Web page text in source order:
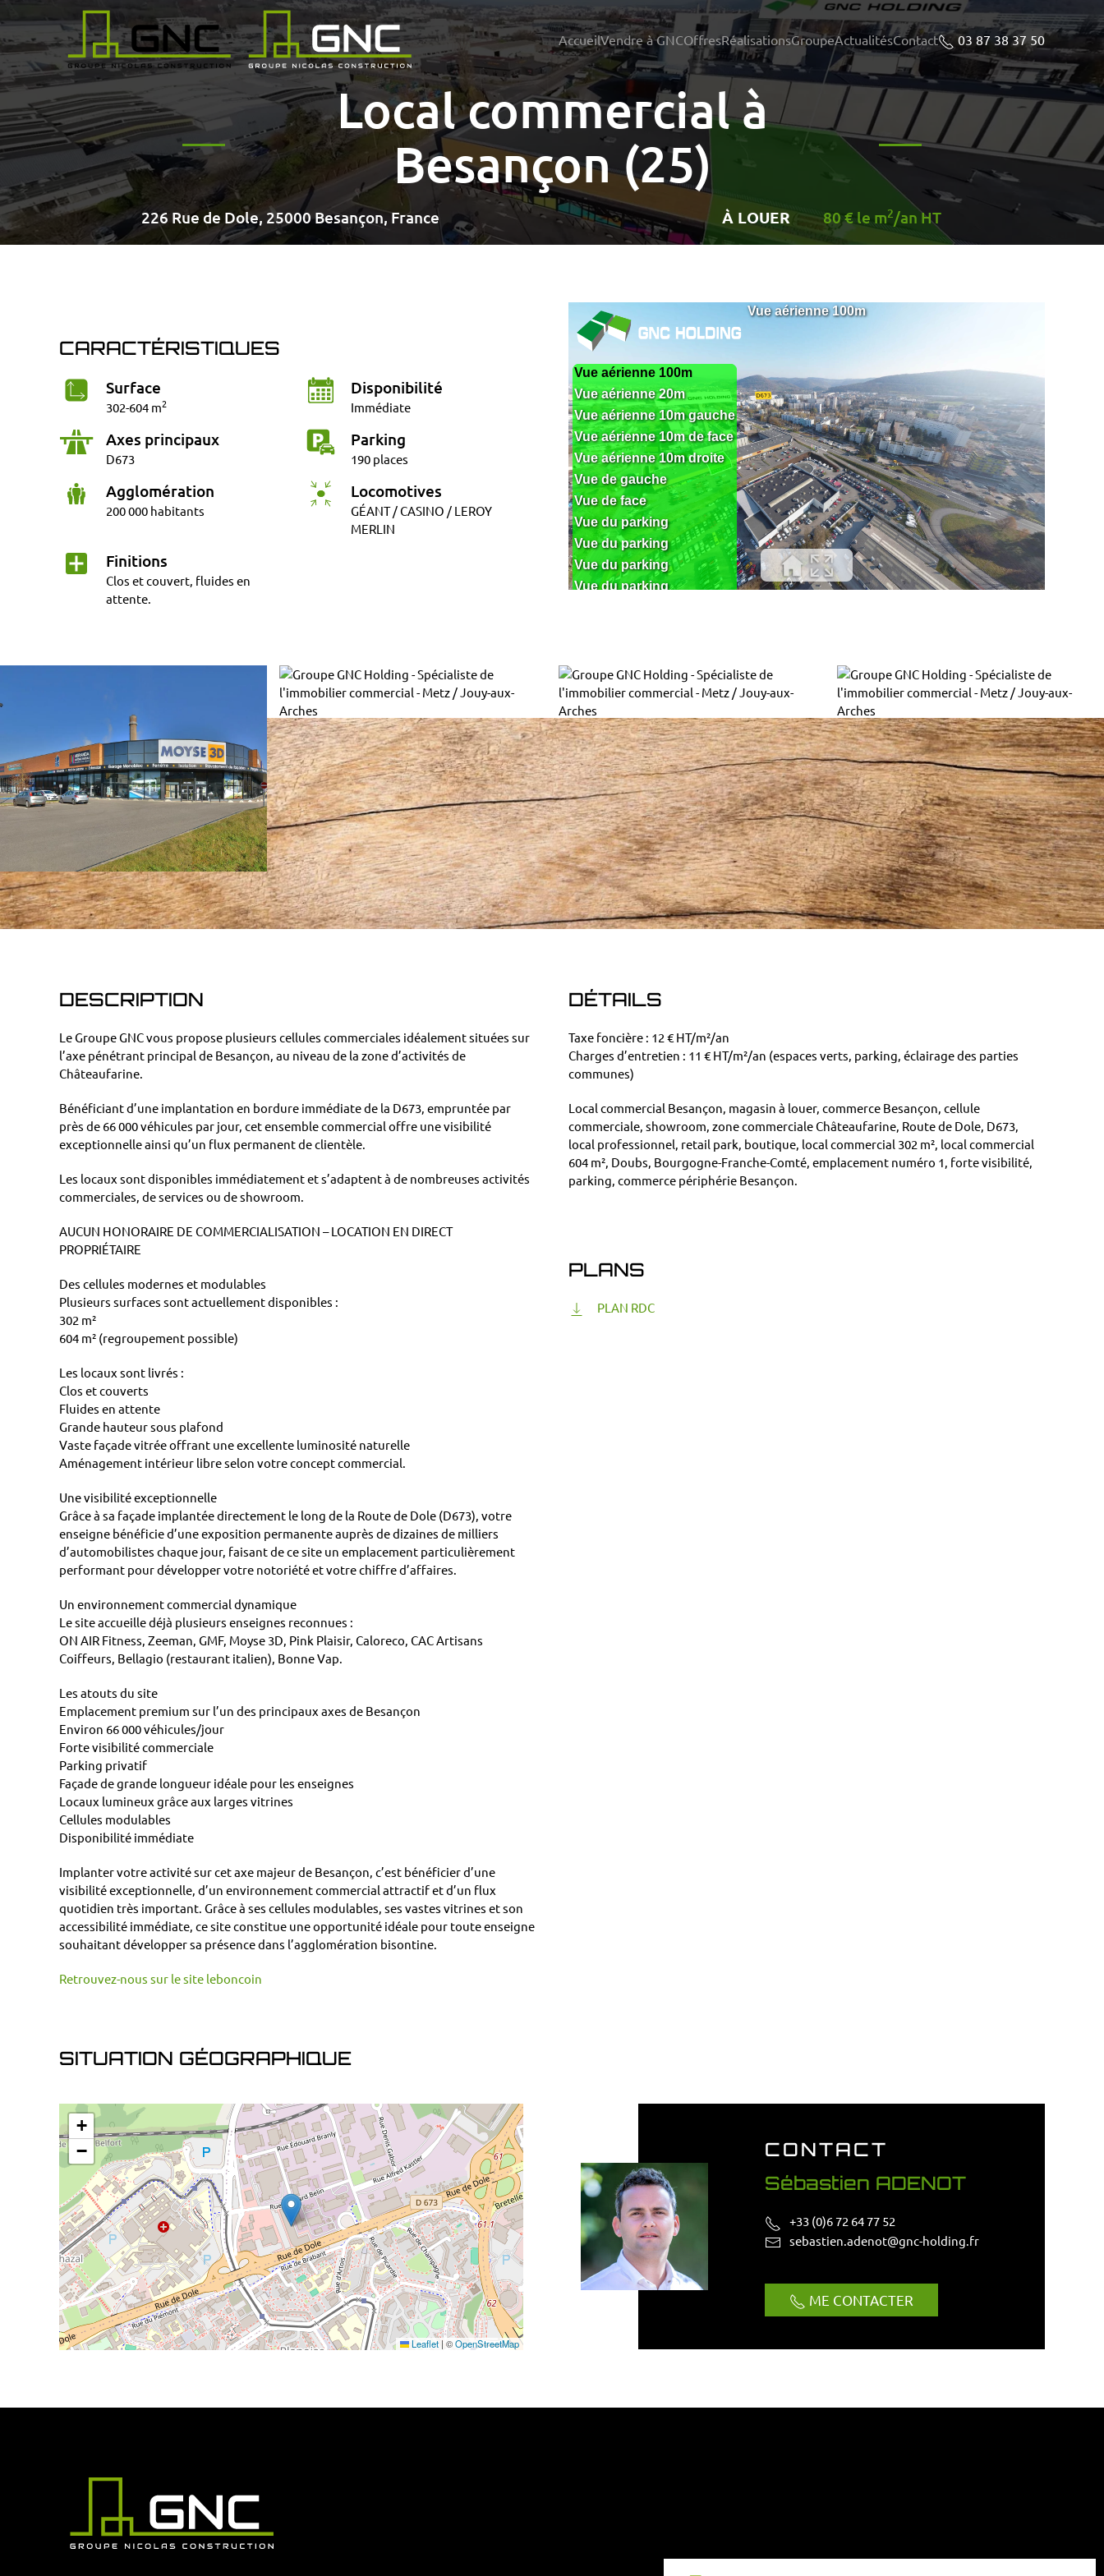
Passer au contenu principal AccueilVendre à GNCOffresRéalisationsGroupeActualitésContact 03 87 38 37 50
Local commercial à
Besançon (25)
226 Rue de Dole, 25000 Besançon, France À LOUER 80 € le m2/an HT
CARACTÉRISTIQUES
Surface
302-604 m2
Disponibilité
Immédiate
Axes principaux
D673
Parking
190 places
Agglomération
200 000 habitants
Locomotives
GÉANT / CASINO / LEROY
MERLIN
Finitions
Clos et couvert, fluides en
attente.
DESCRIPTION
Le Groupe GNC vous propose plusieurs cellules commerciales idéalement situées sur
l’axe pénétrant principal de Besançon, au niveau de la zone d’activités de
Châteaufarine.
Bénéficiant d’une implantation en bordure immédiate de la D673, empruntée par
près de 66 000 véhicules par jour, cet ensemble commercial offre une visibilité
exceptionnelle ainsi qu’un flux permanent de clientèle.
Les locaux sont disponibles immédiatement et s’adaptent à de nombreuses activités
commerciales, de services ou de showroom.
AUCUN HONORAIRE DE COMMERCIALISATION – LOCATION EN DIRECT
PROPRIÉTAIRE
Des cellules modernes et modulables
Plusieurs surfaces sont actuellement disponibles :
302 m²
604 m² (regroupement possible)
Les locaux sont livrés :
Clos et couverts
Fluides en attente
Grande hauteur sous plafond
Vaste façade vitrée offrant une excellente luminosité naturelle
Aménagement intérieur libre selon votre concept commercial.
Une visibilité exceptionnelle
Grâce à sa façade implantée directement le long de la Route de Dole (D673), votre
enseigne bénéficie d’une exposition permanente auprès de dizaines de milliers
d’automobilistes chaque jour, faisant de ce site un emplacement particulièrement
performant pour développer votre notoriété et votre chiffre d’affaires.
Un environnement commercial dynamique
Le site accueille déjà plusieurs enseignes reconnues :
ON AIR Fitness, Zeeman, GMF, Moyse 3D, Pink Plaisir, Caloreco, CAC Artisans
Coiffeurs, Bellagio (restaurant italien), Bonne Vap.
Les atouts du site
Emplacement premium sur l’un des principaux axes de Besançon
Environ 66 000 véhicules/jour
Forte visibilité commerciale
Parking privatif
Façade de grande longueur idéale pour les enseignes
Locaux lumineux grâce aux larges vitrines
Cellules modulables
Disponibilité immédiate
Implanter votre activité sur cet axe majeur de Besançon, c’est bénéficier d’une
visibilité exceptionnelle, d’un environnement commercial attractif et d’un flux
quotidien très important. Grâce à ses cellules modulables, ses vastes vitrines et son
accessibilité immédiate, ce site constitue une opportunité idéale pour toute enseigne
souhaitant développer sa présence dans l’agglomération bisontine.
Retrouvez-nous sur le site leboncoin
DÉTAILS
Taxe foncière : 12 € HT/m²/an
Charges d’entretien : 11 € HT/m²/an (espaces verts, parking, éclairage des parties
communes)
Local commercial Besançon, magasin à louer, commerce Besançon, cellule
commerciale, showroom, zone commerciale Châteaufarine, Route de Dole, D673,
local professionnel, retail park, boutique, local commercial 302 m², local commercial
604 m², Doubs, Bourgogne-Franche-Comté, emplacement numéro 1, forte visibilité,
parking, commerce périphérie Besançon.
PLANS
PLAN RDC
SITUATION GÉOGRAPHIQUE
+
−
Leaflet | ©OpenStreetMap
CONTACT
Sébastien ADENOT
+33 (0)6 72 64 77 52
sebastien.adenot@gnc-holding.fr
ME CONTACTER